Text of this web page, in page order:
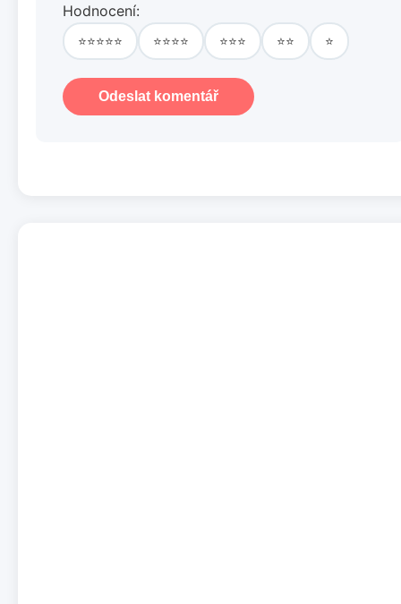
Hodnocení:
⭐⭐⭐⭐⭐ ⭐⭐⭐⭐ ⭐⭐⭐ ⭐⭐ ⭐
Odeslat komentář